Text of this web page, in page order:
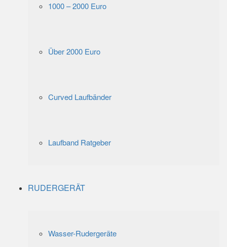
1000 – 2000 Euro
Über 2000 Euro
Curved Laufbänder
Laufband Ratgeber
RUDERGERÄT
Wasser-Rudergeräte